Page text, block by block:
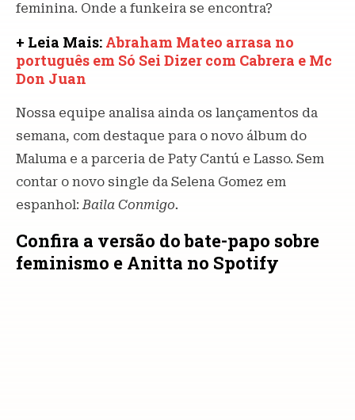
feminina. Onde a funkeira se encontra?
+ Leia Mais: Abraham Mateo arrasa no
português em Só Sei Dizer com Cabrera e Mc
Don Juan
Nossa equipe analisa ainda os lançamentos da
semana, com destaque para o novo álbum do
Maluma e a parceria de Paty Cantú e Lasso. Sem
contar o novo single da Selena Gomez em
espanhol:Baila Conmigo.
Confira a versão do bate-papo sobre
feminismo e Anitta no Spotify